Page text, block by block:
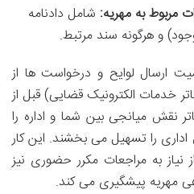
مربوط به مهریه: شامل دادنامه
و هرگونه سند مرتبط.
ارسال لوایح و درخواست ها از
خدمات الکترونیک قضایی) قبل از
نقش میانجی بین شما و اداره را
اداری را تسهیل می بخشند. این کار
نیاز به مراجعات مکرر حضوری نیز
مهریه پیشگیری می کند.